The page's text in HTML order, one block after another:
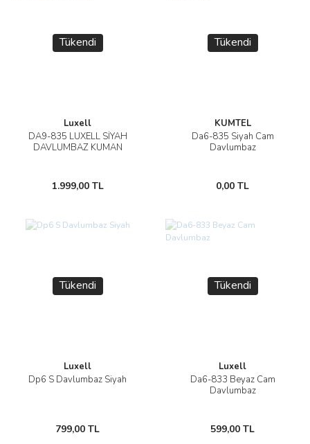
Tükendi
Luxell
DA9-835 LUXELL SİYAH
DAVLUMBAZ KUMAN
1.999,00 TL
Tükendi
KUMTEL
Da6-835 Siyah Cam
Davlumbaz
0,00 TL
Tükendi
Luxell
Dp6 S Davlumbaz Siyah
799,00 TL
Tükendi
Luxell
Da6-833 Beyaz Cam
Davlumbaz
599,00 TL